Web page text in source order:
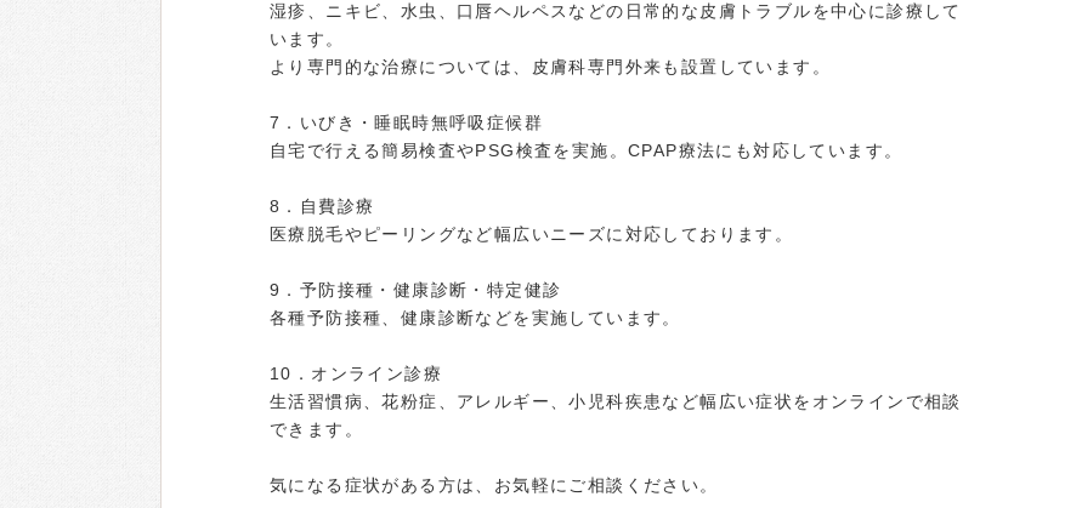
湿疹、ニキビ、水虫、口唇ヘルペスなどの日常的な皮膚トラブルを中心に診療して
います。
より専門的な治療については、皮膚科専門外来も設置しています。
7．いびき・睡眠時無呼吸症候群
自宅で行える簡易検査やPSG検査を実施。CPAP療法にも対応しています。
8．自費診療
医療脱毛やピーリングなど幅広いニーズに対応しております。
9．予防接種・健康診断・特定健診
各種予防接種、健康診断などを実施しています。
10．オンライン診療
生活習慣病、花粉症、アレルギー、小児科疾患など幅広い症状をオンラインで相談
できます。
気になる症状がある方は、お気軽にご相談ください。